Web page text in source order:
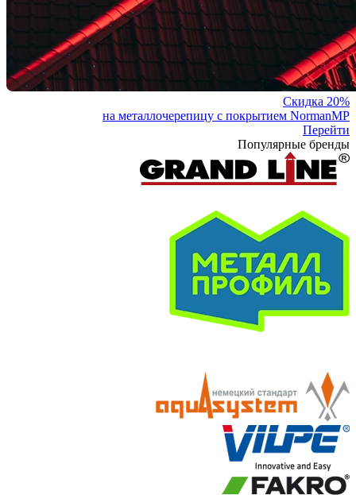
Скидка 20%
на металлочерепицу с покрытием NormanMP
Перейти
Популярные бренды